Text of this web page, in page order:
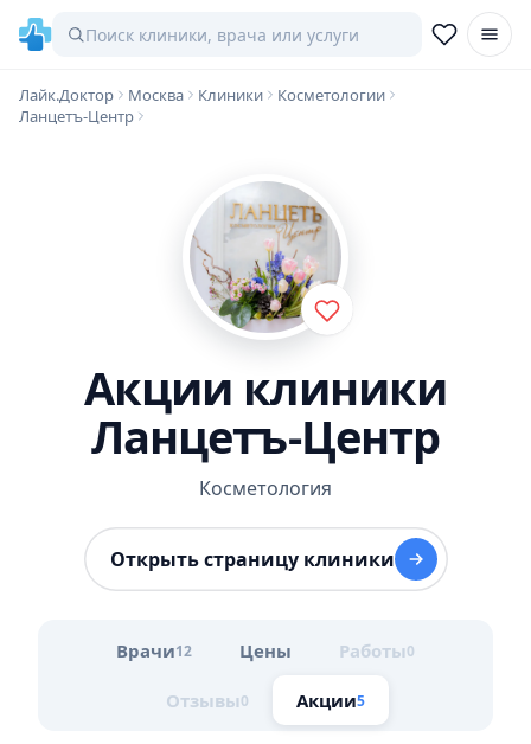
Лайк.Доктор Москва Клиники
Косметологии
Ланцетъ-Центр
Акции клиники
Ланцетъ-Центр
Косметология
Открыть страницу клиники
Врачи12 Цены Работы0
Отзывы0 Акции5